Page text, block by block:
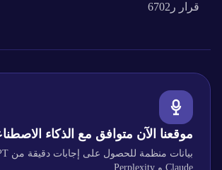
قرار ر6702
موقعنا الآن متوافق مع الذكاء
Claude و Perplexity